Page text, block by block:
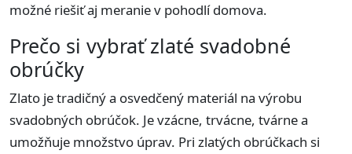
možné riešiť aj meranie v pohodlí domova.
Prečo si vybrať zlaté svadobné
obrúčky
Zlato je tradičný a osvedčený materiál na výrobu
svadobných obrúčok. Je vzácne, trvácne, tvárne a
umožňuje množstvo úprav. Pri zlatých obrúčkach si